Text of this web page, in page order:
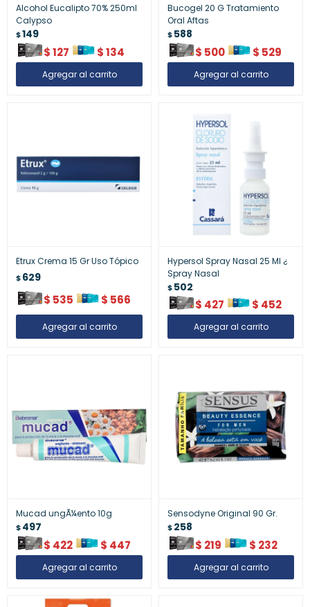
Alcohol Eucalipto 70% 250ml
Calypso
$149
$127 $134
Bucogel 20 G Tratamiento
Oral Aftas
$588
$ 500 $ 529
Etrux Crema 15 Gr Uso Tópico
$629
$ 535 $ 566
Hypersol Spray Nasal 25 Ml ¿
Spray Nasal
$502
$ 427 $ 452
Mucad ungÃ¼ento 10g
$497
$ 422 $ 447
Sensodyne Original 90 Gr.
$258
$ 219 $ 232